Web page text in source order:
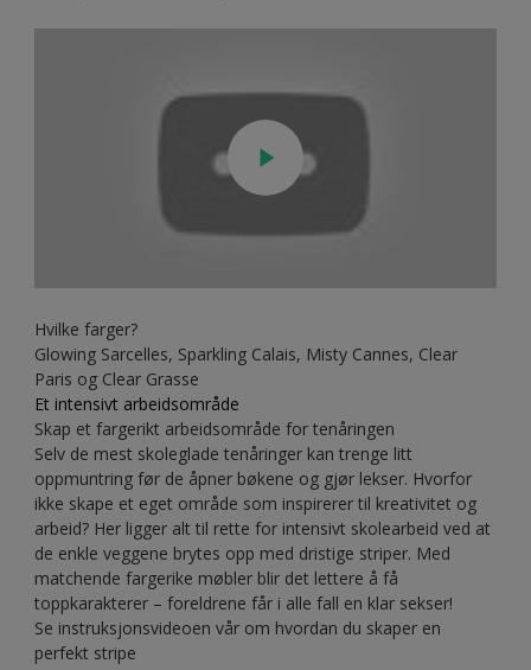
Hvilke farger?
Glowing Sarcelles, Sparkling Calais, Misty Cannes, Clear
Paris og Clear Grasse
Et intensivt arbeidsområde
Skap et fargerikt arbeidsområde for tenåringen
Selv de mest skoleglade tenåringer kan trenge litt
oppmuntring før de åpner bøkene og gjør lekser. Hvorfor
ikke skape et eget område som inspirerer til kreativitet og
arbeid? Her ligger alt til rette for intensivt skolearbeid ved at
de enkle veggene brytes opp med dristige striper. Med
matchende fargerike møbler blir det lettere å få
toppkarakterer – foreldrene får i alle fall en klar sekser!
Se instruksjonsvideoen vår om hvordan du skaper en
perfekt stripe